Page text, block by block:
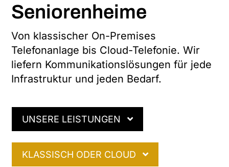
Seniorenheime
Von klassischer On-Premises
Telefonanlage bis Cloud-Telefonie. Wir
liefern Kommunikationslösungen für jede
Infrastruktur und jeden Bedarf.
UNSERE LEISTUNGEN
KLASSISCH ODER CLOUD